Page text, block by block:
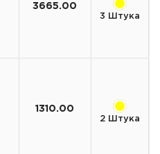
3665.00
3 Штука
1310.00
2 Штука